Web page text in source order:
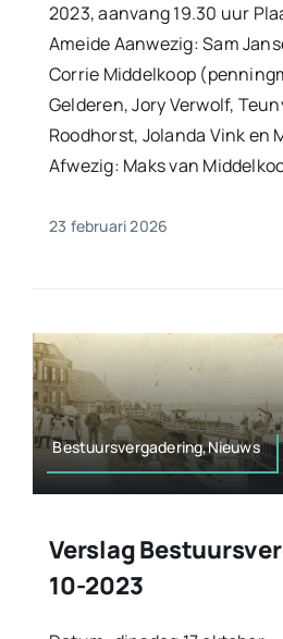
2023, aanvang 19.30 uur
Ameide Aanwezig: Sam
Corrie Middelkoop
Gelderen, Jory Verwolf,
Roodhorst, Jolanda Vink en
Afwezig: Maks van
23 februari 2026
Bestuursvergadering,Nieuws
Verslag
10-2023